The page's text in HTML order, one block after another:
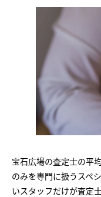
宝石広場の査定士の平
のみを専門に扱うスペ
いスタッフだけが査定